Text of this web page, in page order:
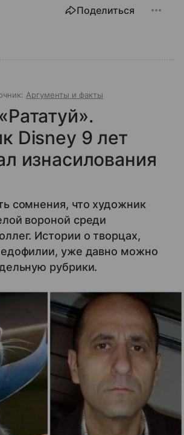
Поделиться
Аргументы и факты
Disney 9 лет
изнасилования
сомнения, что художник
вороной среди
Истории о творцах,
уже давно можно
рубрики.